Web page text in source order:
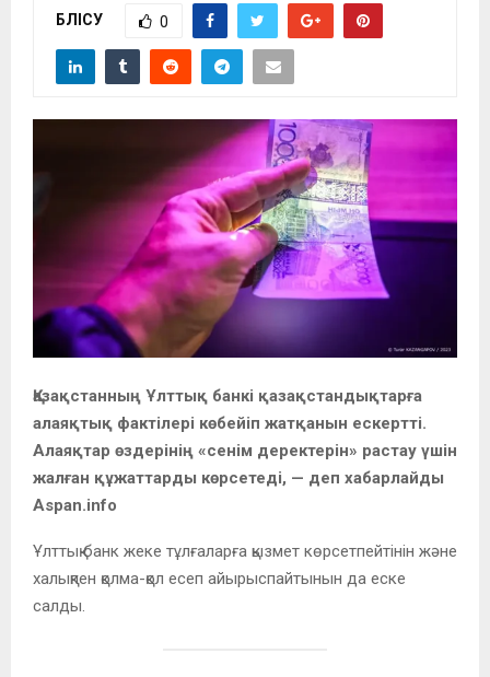
БӨЛІСУ 0
Қазақстанның Ұлттық банкі қазақстандықтарға
алаяқтық фактілері көбейіп жатқанын ескертті.
Алаяқтар өздерінің «сенім деректерін» растау үшін
жалған құжаттарды көрсетеді, — деп хабарлайды
Aspan.info
Ұлттық банк жеке тұлғаларға қызмет көрсетпейтінін және
халықпен қолма-қол есеп айырыспайтынын да еске
салды.